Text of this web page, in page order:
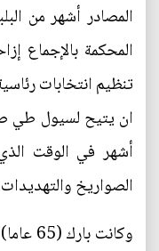
المصادر أشهر من
المحكمة بالإجماع
ان يتيح لسيول طي
أشهر في الوقت
الصواريخ
وكانت